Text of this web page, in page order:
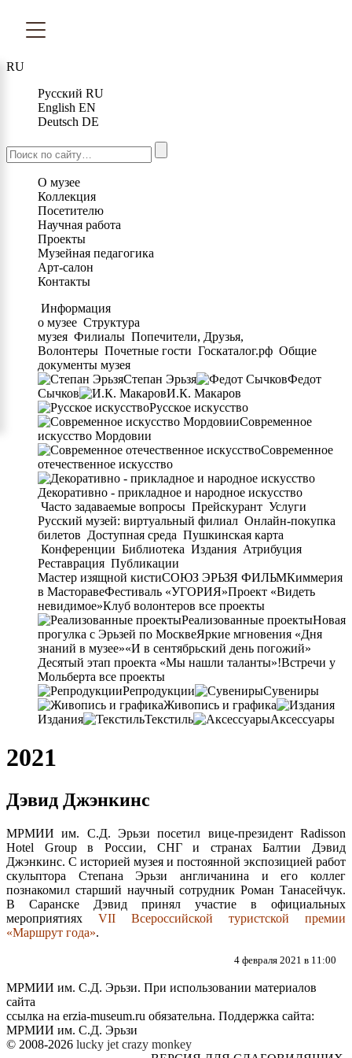
RU
Русский RU
English EN
Deutsch DE
О музее
Коллекция
Посетителю
Научная работа
Проекты
Музейная педагогика
Арт-салон
Контакты
Информация
о музее Структура
музея Филиалы Попечители, Друзья,
Волонтеры Почетные гости Госкаталог.рф Общие
документы музея
Степан Эрьзя
Федот
Сычков
И.К. Макаров
Русское искусство
Современное
искусство Мордовии
Современное
отечественное искусство
Декоративно - прикладное и народное искусство
Часто задаваемые вопросы Прейскурант Услуги
Русский музей: виртуальный филиал Онлайн-покупка
билетов Доступная среда Пушкинская карта
Конференции Библиотека Издания Атрибуция
Реставрация Публикации
Мастер изящной кистиСОЮЗ ЭРЬЗЯ ФИЛЬМКиммерия
в МасторавеФестиваль «УГОРИЯ»Проект «Видеть
невидимое»Клуб волонтеров все проекты
Реализованные проектыНовая
прогулка с Эрьзей по МосквеЯркие мгновения «Дня
знаний в музее»«И в сентябрьский день погожий»
Десятый этап проекта «Мы нашли таланты»!Встречи у
Мольберта все проекты
Репродукции
Сувениры
Живопись и графика
Издания
Текстиль Аксессуары
2021
Дэвид Джэнкинс
МРМИИ им. С.Д. Эрьзи посетил вице-президент Radisson
Hotel Group в России, СНГ и странах Балтии Дэвид
Джэнкинс. С историей музея и постоянной экспозицией работ
скульптора Степана Эрьзи англичанина и его коллег
познакомил старший научный сотрудник Роман Танасейчук.
В Саранске Дэвид принял участие в официальных
мероприятиях VII Всероссийской туристской премии
«Маршрут года».
4 февраля 2021 в 11:00
МРМИИ им. С.Д. Эрьзи. При использовании материалов
сайта
ссылка на erzia-museum.ru обязательна. Поддержка сайта:
МРМИИ им. С.Д. Эрьзи
© 2008-2026 lucky jet crazy monkey